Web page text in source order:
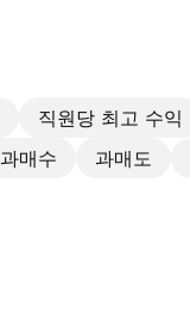
직원당 최고 수익
과매수 과매도